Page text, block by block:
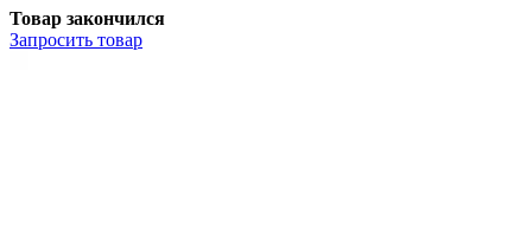
Товар закончился
Запросить товар